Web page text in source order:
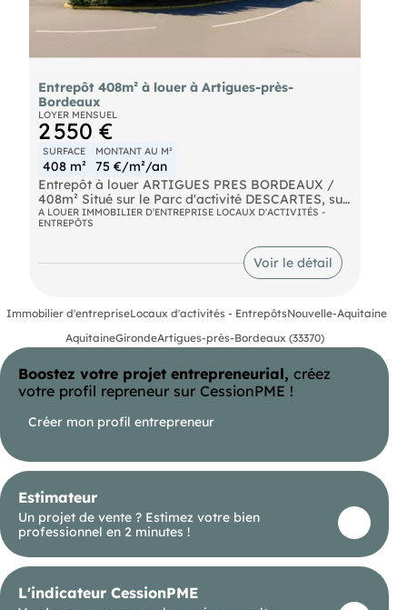
Entrepôt 408m² à louer à Artigues-près-
Bordeaux
LOYER MENSUEL
2 550 €
SURFACE
408 m²
MONTANT AU M²
75 €/m²/an
Entrepôt à louer ARTIGUES PRES BORDEAUX /
408m² Situé sur le Parc d'activité DESCARTES, sur
un site clos et sécurisé entrepôt d'une superficie
d'environ 408m² dont un espace de stockage et 4
bureaux séparés et climatisés. HSP 3.40m.
A LOUER IMMOBILIER D'ENTREPRISE LOCAUX D'ACTIVITÉS -
ENTREPÔTS
Voir le détail
Immobilier d'entrepriseLocaux d'activités - EntrepôtsNouvelle-Aquitaine
AquitaineGirondeArtigues-près-Bordeaux (33370)
Boostez votre projet entrepreneurial, créez
votre profil repreneur sur CessionPME !
Créer mon profil entrepreneur
Estimateur
Un projet de vente ? Estimez votre bien
professionnel en 2 minutes !
L'indicateur CessionPME